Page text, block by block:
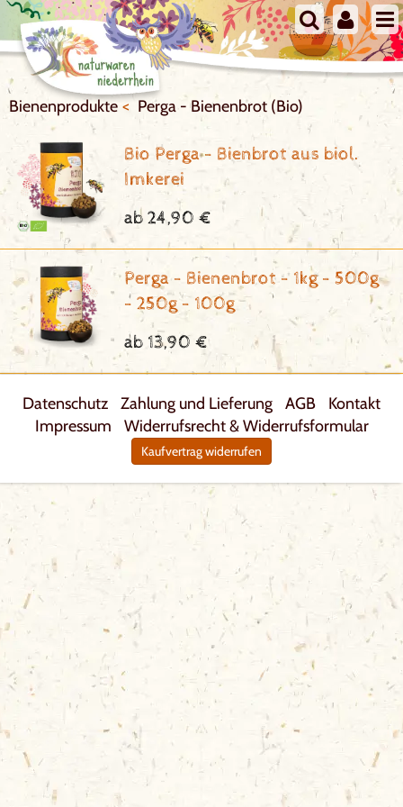
Bienenprodukte Perga - Bienenbrot (Bio)
Bio Perga - Bienbrot aus biol.
Imkerei
ab 24,90 €
Perga - Bienenbrot - 1kg - 500g
- 250g - 100g
ab 13,90 €
Datenschutz Zahlung und Lieferung AGB
Kontakt
Impressum
Widerrufsrecht & Widerrufsformular
Kaufvertrag widerrufen